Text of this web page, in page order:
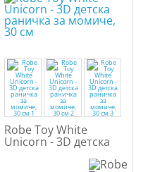
Robe Toy White
Unicorn - 3D детска